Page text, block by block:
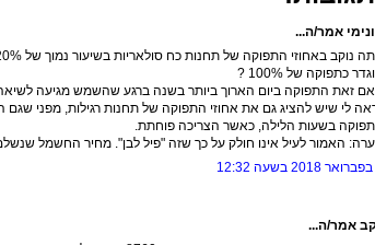
אמר/ה...
כתפוקה של 100% ?
זאת התפוקה ביום הארוך ביותר בשנה ברגע שהשמש מגיעה
לי שיש להציג גם את אחוזי התפוקה של תחנות רגילות, מפני
בשעות הלילה, כאשר הצריכה פוחתת.
האמור לעיל אינו חולק על כך שזה "פיל לבן". מחיר החשמל
אמר/ה...